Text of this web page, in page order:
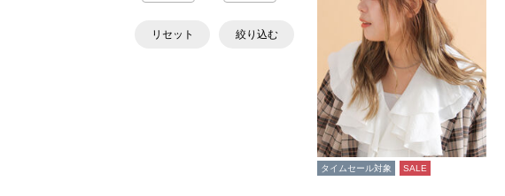
リセット 絞り込む
タイムセール対象 SALE